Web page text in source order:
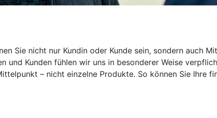
Sie nicht nur Kundin oder Kunde sein, sondern auch
und Kunden fühlen wir uns in besonderer Weise
– nicht einzelne Produkte. So können Sie Ihre